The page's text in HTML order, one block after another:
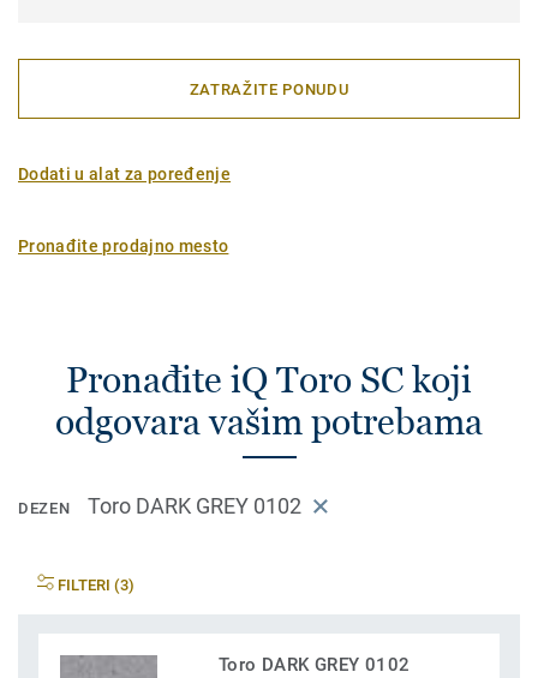
ZATRAŽITE PONUDU
Dodati u alat za poređenje
Pronađite prodajno mesto
Pronađite iQ Toro SC koji
odgovara vašim potrebama
DEZEN Toro DARK GREY 0102
FILTERI (3)
Toro DARK GREY 0102